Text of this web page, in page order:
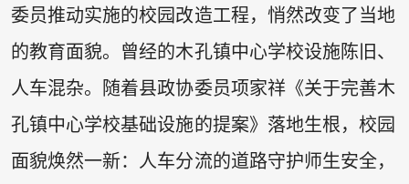
委员推动实施的校园改造工程，悄然改变了当地
的教育面貌。曾经的木孔镇中心学校设施陈旧、
人车混杂。随着县政协委员项家祥《关于完善木
孔镇中心学校基础设施的提案》落地生根，校园
面貌焕然一新：人车分流的道路守护师生安全，